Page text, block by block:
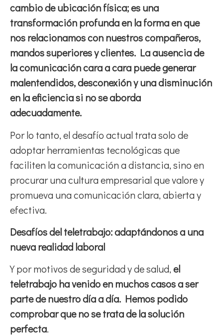
cambio de ubicación física; es una
transformación profunda en la forma en que
nos relacionamos con nuestros compañeros,
mandos superiores y clientes. La ausencia de
la comunicación cara a cara puede generar
malentendidos, desconexión y una disminución
en la eficiencia si no se aborda
adecuadamente.
Por lo tanto, el desafío actual trata solo de
adoptar herramientas tecnológicas que
faciliten la comunicación a distancia, sino en
procurar una cultura empresarial que valore y
promueva una comunicación clara, abierta y
efectiva.
Desafíos del teletrabajo: adaptándonos a una
nueva realidad laboral
Y por motivos de seguridad y de salud,el
teletrabajo ha venido en muchos casos a ser
parte de nuestro día a día. Hemos podido
comprobar que no se trata de la solución
perfecta.